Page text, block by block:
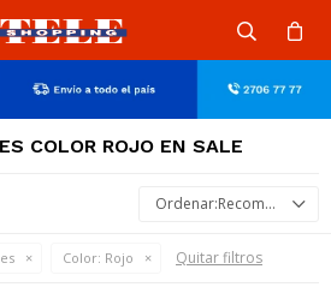
COLOR ROJO EN SALE
Recomendados
Color: Rojo Quitar filtros